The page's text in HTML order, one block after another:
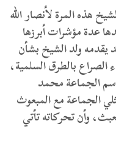
هذه المرة لأنصار الله
عدة مؤشرات أبرزها
يقدمه ولد الشيخ بشأن
بالطرق السلمية،
الجماعة محمد
الجماعة مع المبعوث
وأن تحركاته تأتي